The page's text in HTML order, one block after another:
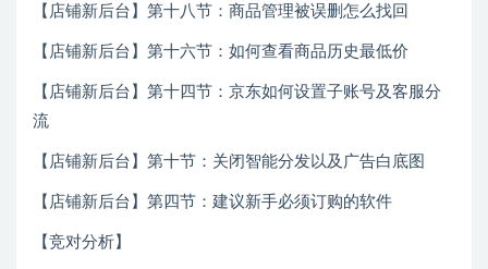
【店铺新后台】第十八节：商品管理被误删怎么找回
【店铺新后台】第十六节：如何查看商品历史最低价
【店铺新后台】第十四节：京东如何设置子账号及客服分
流
【店铺新后台】第十节：关闭智能分发以及广告白底图
【店铺新后台】第四节：建议新手必须订购的软件
【竞对分析】